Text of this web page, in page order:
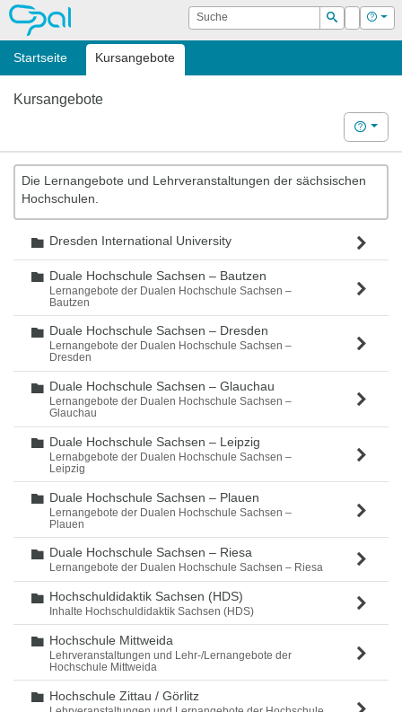
OPAL Suche
Suchen
Login Hilfe
Startseite Kursangebote
Kursangebote
Hilfe
Die Lernangebote und Lehrveranstaltungen der sächsischen
Hochschulen.
Ordner
Dresden International University
Ordner
Duale Hochschule Sachsen – Bautzen
Lernangebote der Dualen Hochschule Sachsen –
Bautzen
Ordner
Duale Hochschule Sachsen – Dresden
Lernangebote der Dualen Hochschule Sachsen –
Dresden
Ordner
Duale Hochschule Sachsen – Glauchau
Lernangebote der Dualen Hochschule Sachsen –
Glauchau
Ordner
Duale Hochschule Sachsen – Leipzig
Lernabgebote der Dualen Hochschule Sachsen –
Leipzig
Ordner
Duale Hochschule Sachsen – Plauen
Lernangebote der Dualen Hochschule Sachsen –
Plauen
Ordner
Duale Hochschule Sachsen – Riesa
Lernangebote der Dualen Hochschule Sachsen – Riesa
Ordner
Hochschuldidaktik Sachsen (HDS)
Inhalte Hochschuldidaktik Sachsen (HDS)
Ordner
Hochschule Mittweida
Lehrveranstaltungen und Lehr-/Lernangebote der
Hochschule Mittweida
Ordner
Hochschule Zittau / Görlitz